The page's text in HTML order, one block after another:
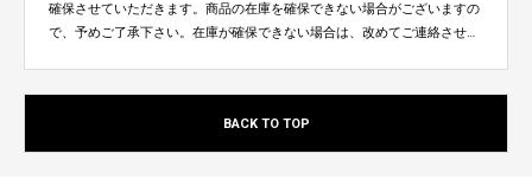
確保させていただきます。商品の在庫を確保できない場合がございますの
で、予めご了承下さい。在庫が確保できない場合は、改めてご連絡させて
BACK TO TOP